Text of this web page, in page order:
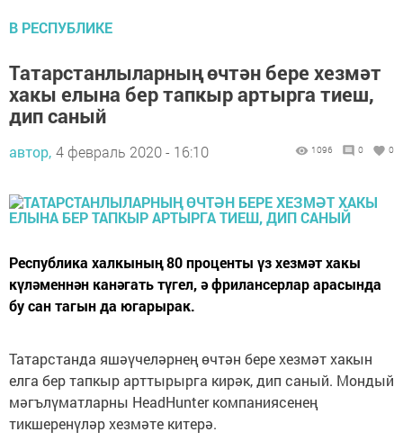
В РЕСПУБЛИКЕ
Татарстанлыларның өчтән бере хезмәт
хакы елына бер тапкыр артырга тиеш,
дип саный
автор, 4 февраль 2020 - 16:10 1096 0 0
Республика халкының 80 проценты үз хезмәт хакы
күләменнән канәгать түгел, ә фрилансерлар арасында
бу сан тагын да югарырак.
Татарстанда яшәүчеләрнең өчтән бере хезмәт хакын
елга бер тапкыр арттырырга кирәк, дип саный. Мондый
мәгълүматларны HeadHunter компаниясенең
тикшеренүләр хезмәте китерә.